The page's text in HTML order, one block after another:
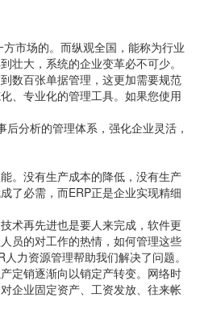
方市场的。而纵观全国，能称为行业
壮大，系统的企业变革必不可少。
数百张单据管理，这更加需要规范
、专业化的管理工具。如果您使用
分析的管理体系，强化企业灵活，
。没有生产成本的降低，没有生产
了必需，而ERP正是企业实现精细
术再先进也是要人来完成，软件更
员的对工作的热情，如何管理这些
力资源管理帮助我们解决了问题。
定销逐渐向以销定产转变。网络时
企业固定资产、工资发放、往来帐